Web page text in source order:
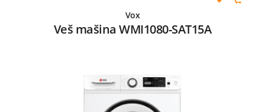
Vox
Veš mašina WMI1080-SAT15A